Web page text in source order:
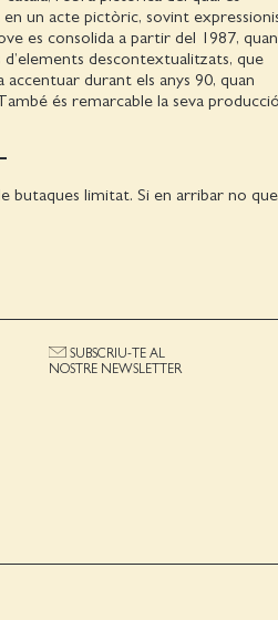
un acte pictòric, sovint
es consolida a partir del 1987,
descontextualitzats, que
durant els anys 90, quan
és remarcable la seva
butaques limitat. Si en arribar no
SUBSCRIU-TE AL
NOSTRE NEWSLETTER